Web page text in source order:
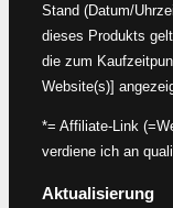
Stand (Datum/
dieses Produkts
die zum
Website(s)]
*= Affiliate-Link
verdiene ich an
Aktualisierung